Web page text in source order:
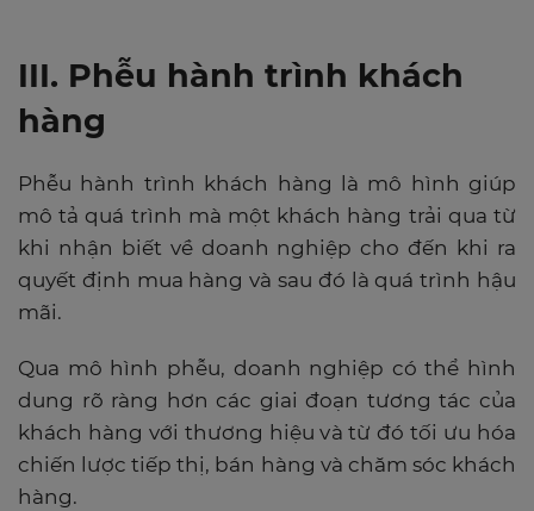
III. Phễu hành trình khách
hàng
Phễu hành trình khách hàng là mô hình giúp
mô tả quá trình mà một khách hàng trải qua từ
khi nhận biết về doanh nghiệp cho đến khi ra
quyết định mua hàng và sau đó là quá trình hậu
mãi.
Qua mô hình phễu, doanh nghiệp có thể hình
dung rõ ràng hơn các giai đoạn tương tác của
khách hàng với thương hiệu và từ đó tối ưu hóa
chiến lược tiếp thị, bán hàng và chăm sóc khách
hàng.